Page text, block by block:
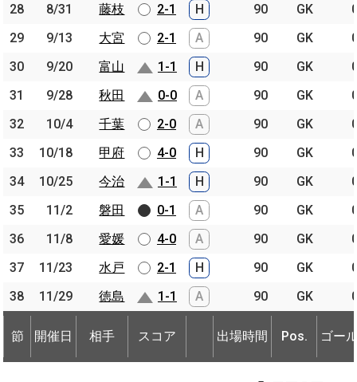
28
8/31 藤枝 2-1 H 90 GK
29
9/13 大宮 2-1 A 90 GK
30
9/20 富山 1-1 H 90 GK
31
9/28 秋田 0-0 A 90 GK
32
10/4 千葉 2-0 A 90 GK
33
10/18 甲府 4-0 H 90 GK
34
10/25 今治 1-1 H 90 GK
35
11/2 磐田 0-1 A 90 GK
36
11/8 愛媛 4-0 A 90 GK
37
11/23 水戸 2-1 H 90 GK
38
11/29 徳島 1-1 A 90 GK
節 開催日 相手 スコア 出場時間 Pos. ゴー
28
8/31
藤枝
29
9/13
大宮
30
9/20
富山
31
9/28
秋田
32
10/4
千葉
33
10/18
甲府
34
10/25
今治
35
11/2
磐田
36
11/8
愛媛
37
11/23
水戸
38
11/29 徳島
節 開催日 相手